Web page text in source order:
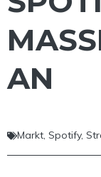
AN
Markt, Spotify,